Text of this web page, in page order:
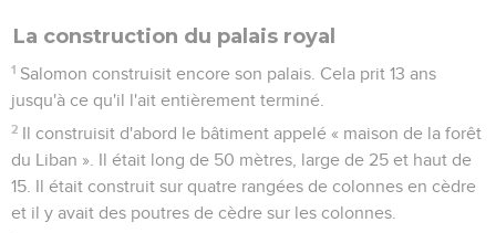
La construction du palais royal
1 Salomon construisit encore son palais. Cela prit 13 ans
jusqu'à ce qu'il l'ait entièrement terminé.
2 Il construisit d'abord le bâtiment appelé « maison de la forêt
du Liban ». Il était long de 50 mètres, large de 25 et haut de
15. Il était construit sur quatre rangées de colonnes en cèdre
et il y avait des poutres de cèdre sur les colonnes.